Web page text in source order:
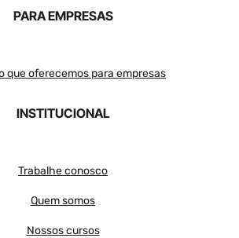
PARA EMPRESAS
que oferecemos para empresas
INSTITUCIONAL
Trabalhe conosco
Quem somos
Nossos cursos